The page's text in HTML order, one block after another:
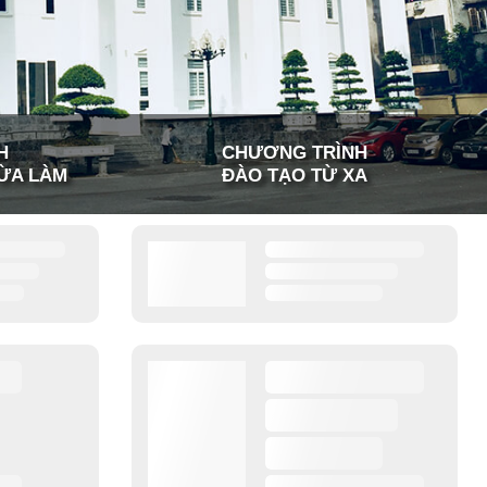
LÀM
CHƯƠNG TRÌNH
ĐÀO TẠO TỪ XA